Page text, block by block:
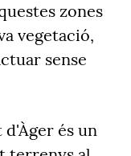
zones
vegetació,
sense
és un